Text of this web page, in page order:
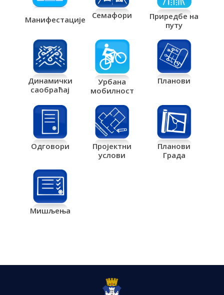
Манифестације Семафори
Приредбе на
путу
Динамички
саобраћај
Урбана
мобилност
Планови
Одговори
Пројектни
услови
Планови
Града
Мишљења